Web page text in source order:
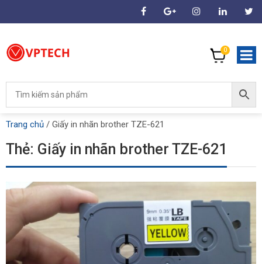
0
Trang chủ / Giấy in nhãn brother TZE-621
Thẻ: Giấy in nhãn brother TZE-621